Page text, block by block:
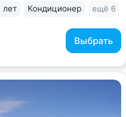
Выбрать
лет Кондиционер ещё 6